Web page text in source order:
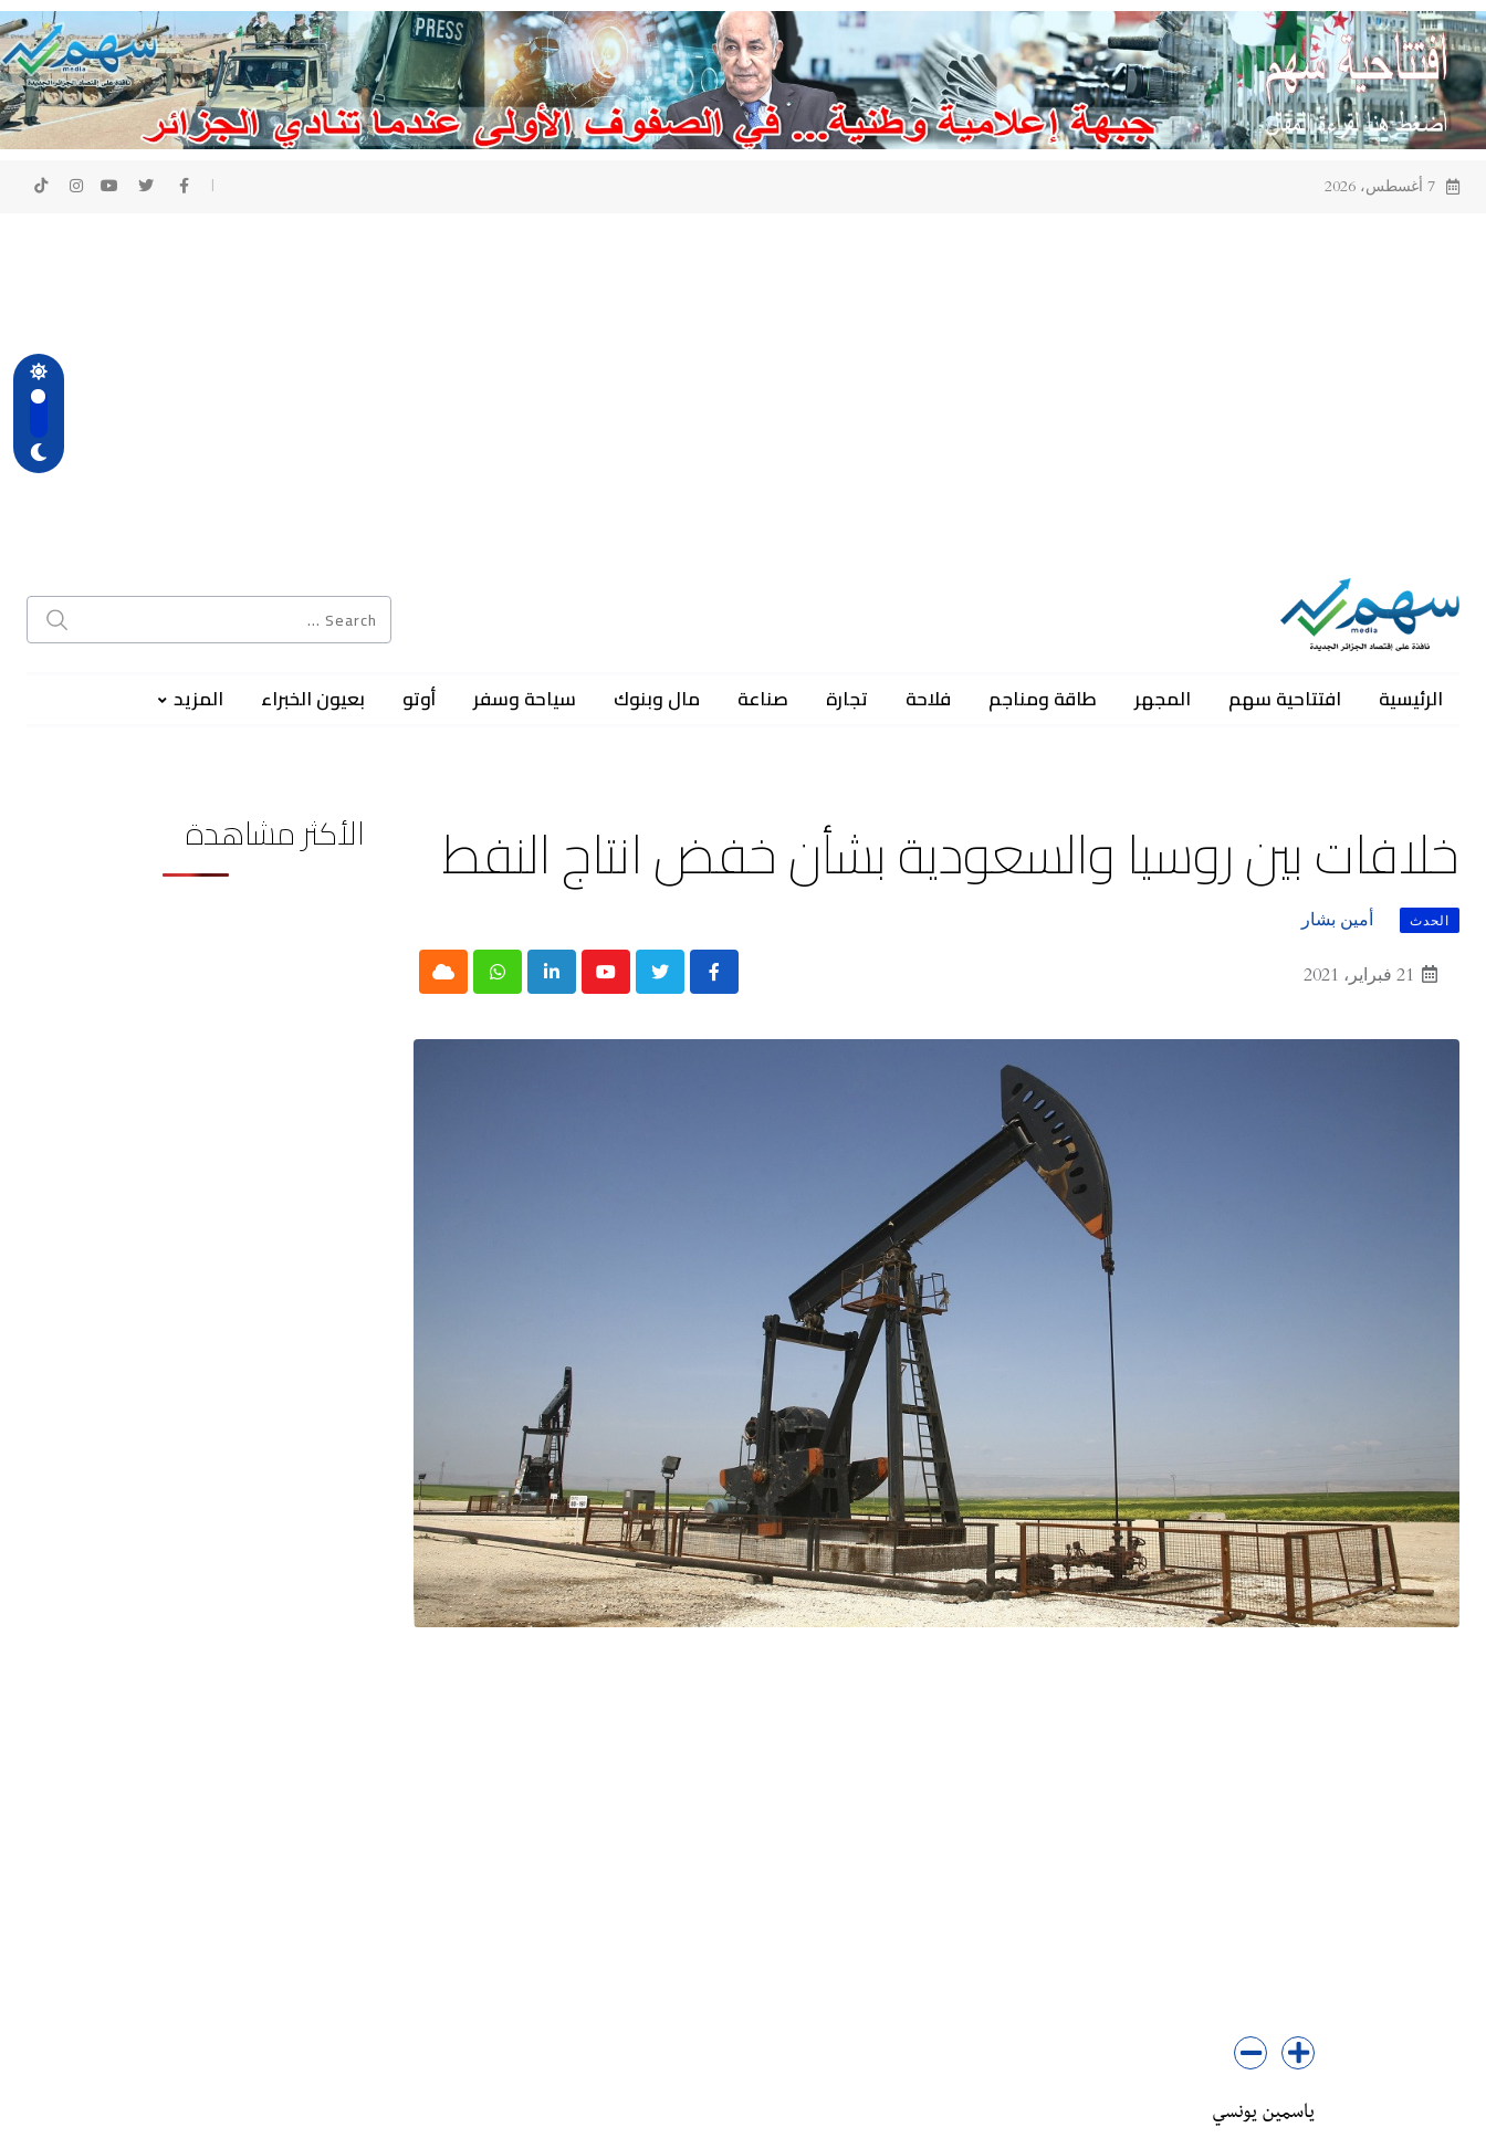
Skip
to
content
7 أغسطس، 2026
الرئيسية افتتاحية سهم المجهر طاقة ومناجم فلاحة تجارة صناعة مال وبنوك سياحة وسفر أوتو بعيون الخبراء المزيد
خلافات بين روسيا والسعودية بشأن خفض انتاج النفط
الحدث أمين بشار
21 فبراير، 2021 Youtube
LinkedIn
Whatsapp
Cloud
ياسمين يونسي
الأكثر مشاهدة